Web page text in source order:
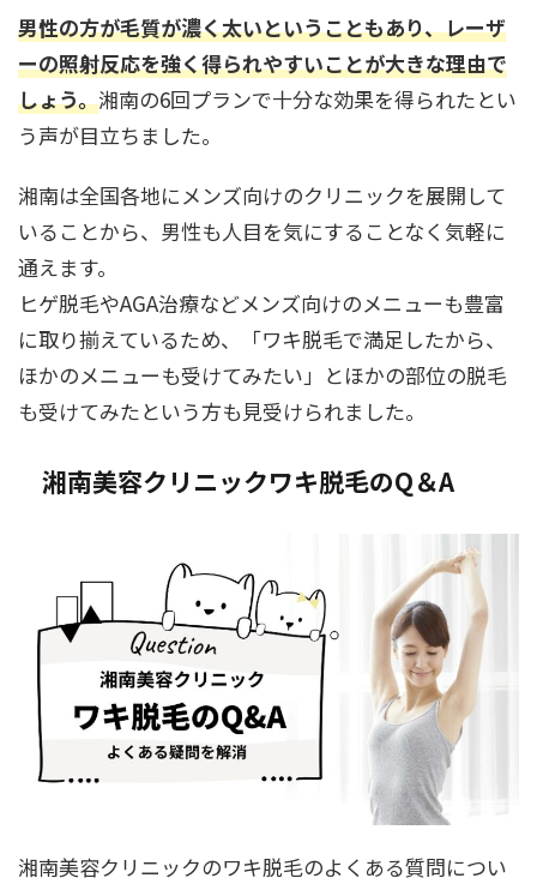
男性の方が毛質が濃く太いということもあり、レーザ
ーの照射反応を強く得られやすいことが大きな理由で
しょう。湘南の6回プランで十分な効果を得られたとい
う声が目立ちました。
湘南は全国各地にメンズ向けのクリニックを展開して
いることから、男性も人目を気にすることなく気軽に
通えます。
ヒゲ脱毛やAGA治療などメンズ向けのメニューも豊富
に取り揃えているため、「ワキ脱毛で満足したから、
ほかのメニューも受けてみたい」とほかの部位の脱毛
も受けてみたという方も見受けられました。
湘南美容クリニックワキ脱毛のQ＆A
湘南美容クリニックのワキ脱毛のよくある質問につい